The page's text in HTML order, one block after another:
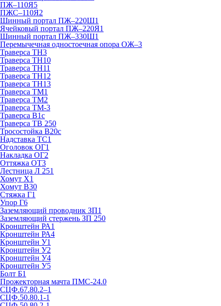
ПЖ–110Я5
ПЖС–110Я2
Шинный портал ПЖ–220Ш1
Ячейковый портал ПЖ–220Я1
Шинный портал ПЖ–330Ш1
Перемычечная одностоечная опора ОЖ–3
Траверса ТН3
Траверса ТН10
Траверса ТН11
Траверса ТН12
Траверса ТН13
Траверса ТМ1
Траверса ТМ2
Траверса ТМ-3
Траверса В1с
Траверса ТВ 250
Тросостойка В20с
Надставка ТС1
Оголовок ОГ1
Накладка ОГ2
Оттяжка ОТ3
Лестница Л 251
Хомут Х1
Хомут В30
Стяжка Г1
Упор Г6
Заземляющий проводник ЗП1
Заземляющий стержень ЗП 250
Кронштейн РА1
Кронштейн РА4
Кронштейн У1
Кронштейн У2
Кронштейн У4
Кронштейн У5
Болт Б1
Прожекторная мачта ПМС-24.0
СЦФ.67.80.2–1
СЦФ.50.80.1-1